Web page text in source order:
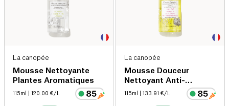
La canopée
Mousse Nettoyante
Plantes Aromatiques
115ml | 120.00 €/L
La canopée
Mousse Douceur
Nettoyant Anti-
Tiraillement
115ml | 133.91 €/L